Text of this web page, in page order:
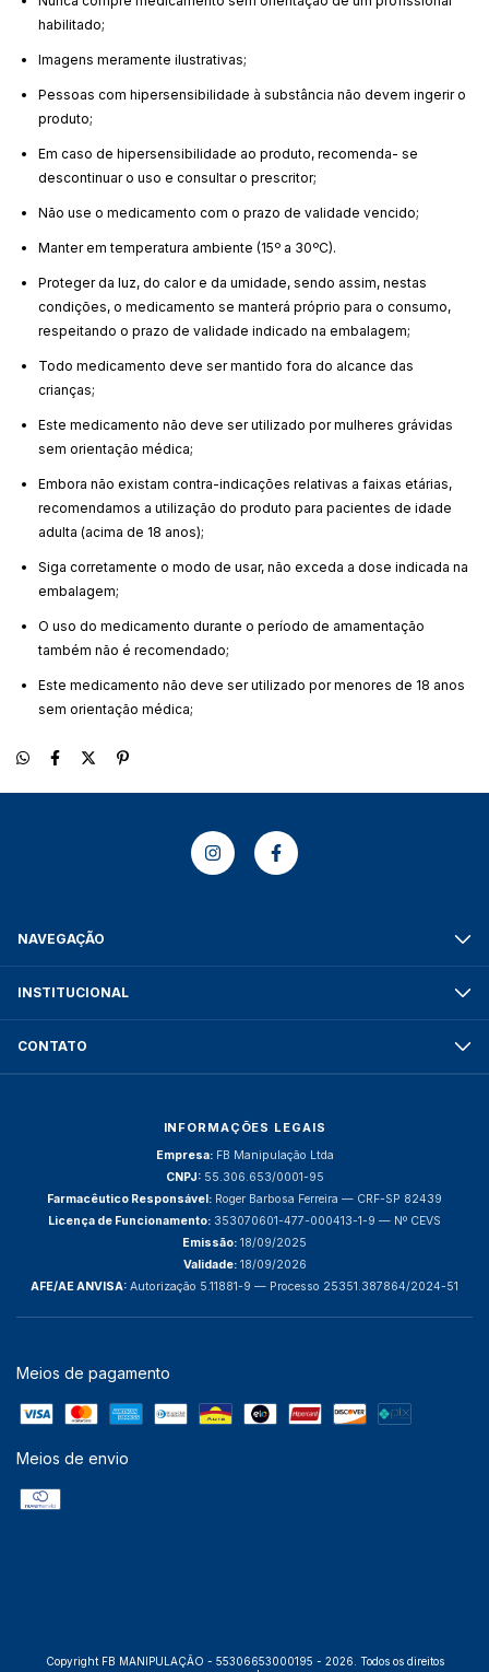
habilitado;
Imagens meramente ilustrativas;
Pessoas com hipersensibilidade à substância não devem ingerir o
produto;
Em caso de hipersensibilidade ao produto, recomenda- se
descontinuar o uso e consultar o prescritor;
Não use o medicamento com o prazo de validade vencido;
Manter em temperatura ambiente (15º a 30ºC).
Proteger da luz, do calor e da umidade, sendo assim, nestas
condições, o medicamento se manterá próprio para o consumo,
respeitando o prazo de validade indicado na embalagem;
Todo medicamento deve ser mantido fora do alcance das
crianças;
Este medicamento não deve ser utilizado por mulheres grávidas
sem orientação médica;
Embora não existam contra-indicações relativas a faixas etárias,
recomendamos a utilização do produto para pacientes de idade
adulta (acima de 18 anos);
Siga corretamente o modo de usar, não exceda a dose indicada na
embalagem;
O uso do medicamento durante o período de amamentação
também não é recomendado;
Este medicamento não deve ser utilizado por menores de 18 anos
sem orientação médica;
NAVEGAÇÃO
INSTITUCIONAL
CONTATO
INFORMAÇÕES LEGAIS
Empresa:FB Manipulação Ltda
CNPJ:55.306.653/0001-95
Farmacêutico Responsável: Roger Barbosa Ferreira — CRF-SP 82439
Licença de Funcionamento: 353070601-477-000413-1-9 — Nº CEVS
Emissão: 18/09/2025
Validade:18/09/2026
AFE/AE ANVISA: Autorização 5.11881-9 — Processo 25351.387864/2024-51
Meios de pagamento
Meios de envio
Copyright FB MANIPULAÇÃO - 55306653000195 - 2026. Todos os direitos